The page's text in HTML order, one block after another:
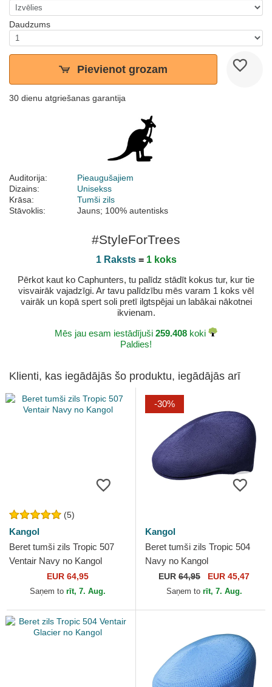
Daudzums
Pievienot grozam
30 dienu atgriešanas garantija
Auditorija:
Pieaugušajiem
Dizains:
Unisekss
Krāsa:
Tumši zils
Stāvoklis:
Jauns; 100% autentisks
#StyleForTrees
1 Raksts= 1 koks
Pērkot kaut ko Caphunters, tu palīdz stādīt kokus tur, kur tie
visvairāk vajadzīgi. Ar tavu palīdzību mēs varam 1 koks vēl
vairāk un kopā spert soli pretī ilgtspējai un labākai nākotnei
ikvienam.
Mēs jau esam iestādījuši 259.408 koki
Paldies!
Klienti, kas iegādājās šo produktu, iegādājās arī
(5)
Kangol
Beret tumši zils Tropic 507
Ventair Navy no Kangol
EUR 64,95
Saņem to rīt, 7. Aug.
-30%
Kangol
Beret tumši zils Tropic 504
Navy no Kangol
EUR 64,95 EUR 45,47
Saņem to rīt, 7. Aug.